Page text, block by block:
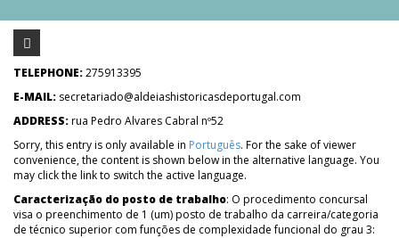
TELEPHONE:275913395
E-MAIL: secretariado@aldeiashistoricasdeportugal.com
ADDRESS:rua Pedro Alvares Cabral nº52
Sorry, this entry is only available in Português. For the sake of viewer
convenience, the content is shown below in the alternative language. You
may click the link to switch the active language.
Caracterização do posto de trabalho: O procedimento concursal
visa o preenchimento de 1 (um) posto de trabalho da carreira/categoria
de técnico superior com funções de complexidade funcional do grau 3: